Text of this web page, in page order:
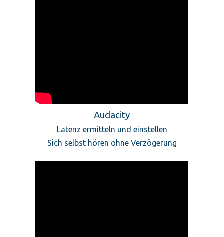
Audacity
Latenz ermitteln und einstellen
Sich selbst hören ohne Verzögerung